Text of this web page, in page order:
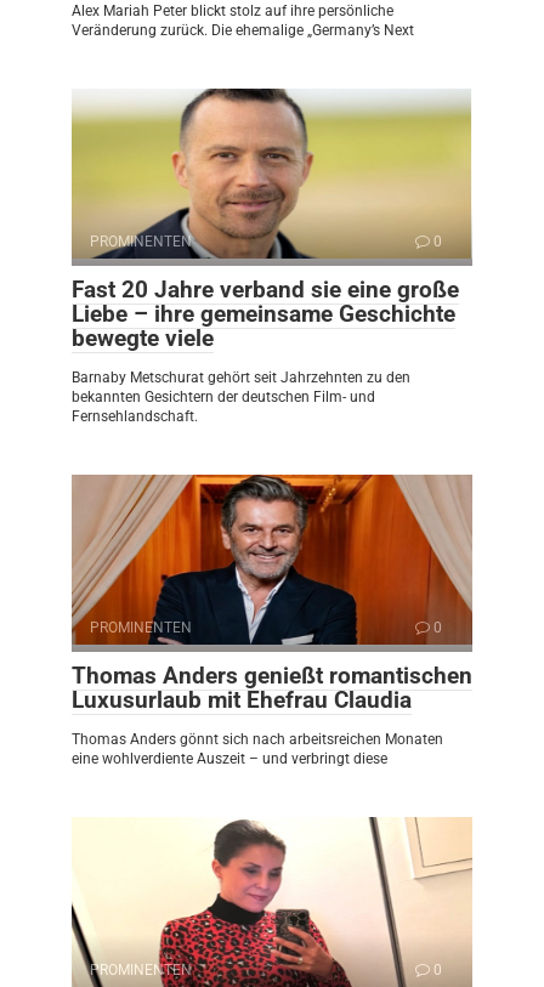
Alex Mariah Peter blickt stolz auf ihre persönliche
Veränderung zurück. Die ehemalige „Germany’s Next
PROMINENTEN 0
Fast 20 Jahre verband sie eine große
Liebe – ihre gemeinsame Geschichte
bewegte viele
Barnaby Metschurat gehört seit Jahrzehnten zu den
bekannten Gesichtern der deutschen Film- und
Fernsehlandschaft.
PROMINENTEN 0
Thomas Anders genießt romantischen
Luxusurlaub mit Ehefrau Claudia
Thomas Anders gönnt sich nach arbeitsreichen Monaten
eine wohlverdiente Auszeit – und verbringt diese
PROMINENTEN 0